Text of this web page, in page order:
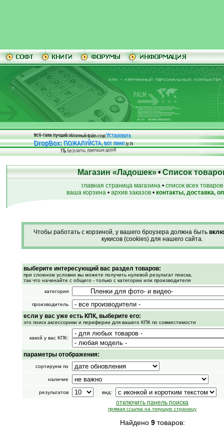
всё-таки лучший облачный файл-стор!Установите
DropBox: ПОЖАЛУЙСТА, вот линк!До25
ГБбесплатно, приглашая друзей!
Магазин «Ладошек»•Список
главная страница магазина • список всех товаров
ваша корзина • архив заказов • контакты, доставка,
Чтобы работать с корзиной, у вашего броузера должна быть
кукисов (cookies) для нашего сайта.
выберите интересующий вас раздел товаров:
при сложном условии вы можете получить нулевой результат поиска,
так что начинайте с общего - только с категории или производителя
категория
производитель
если у вас уже есть КПК, выберите его:
это поиск аксессорики и периферии для вашего КПК по совместимости
какой у вас КПК:
параметры отображения:
сортируем по
наличие
результатов вид:
отключить панель поиска
прямая ссылка на текущую страницу
Найдено 9товаров: